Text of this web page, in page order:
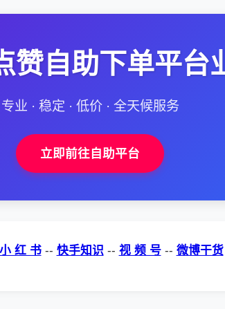
赞自助下单平台
专业 · 稳定 · 低价 · 全天候服务
立即前往自助平台
小 红 书 -- 快手知识 -- 视 频 号 -- 微博干货